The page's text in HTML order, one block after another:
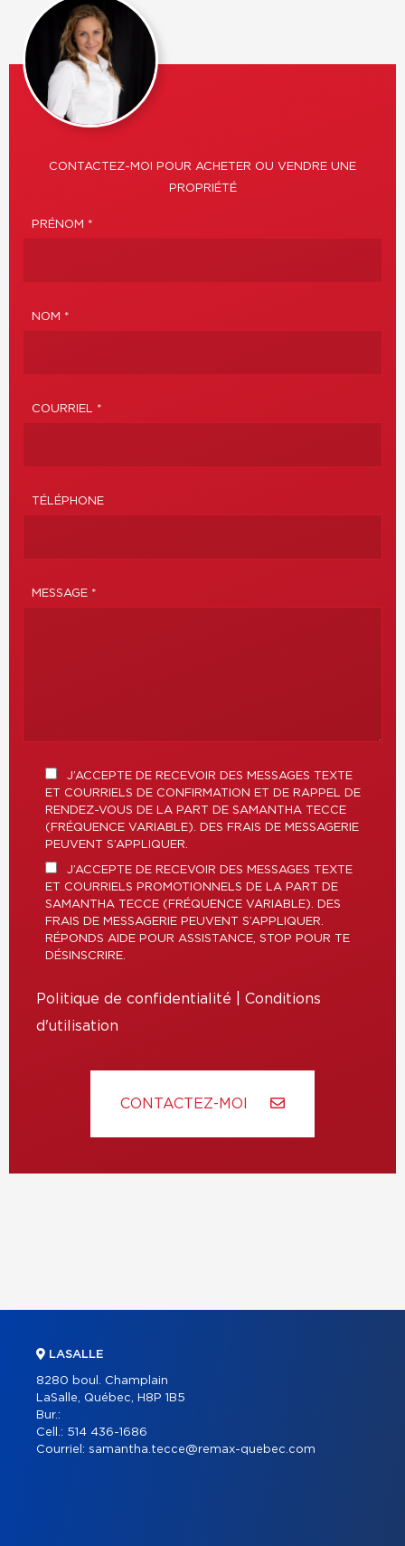
CONTACTEZ-MOI POUR ACHETER OU VENDRE UNE
PROPRIÉTÉ
PRÉNOM *
NOM *
COURRIEL *
TÉLÉPHONE
MESSAGE *
J’ACCEPTE DE RECEVOIR DES MESSAGES TEXTE
ET COURRIELS DE CONFIRMATION ET DE RAPPEL DE
RENDEZ-VOUS DE LA PART DE SAMANTHA TECCE
(FRÉQUENCE VARIABLE). DES FRAIS DE MESSAGERIE
PEUVENT S’APPLIQUER.
J’ACCEPTE DE RECEVOIR DES MESSAGES TEXTE
ET COURRIELS PROMOTIONNELS DE LA PART DE
SAMANTHA TECCE (FRÉQUENCE VARIABLE). DES
FRAIS DE MESSAGERIE PEUVENT S’APPLIQUER.
RÉPONDS AIDE POUR ASSISTANCE, STOP POUR TE
DÉSINSCRIRE.
Politique de confidentialité
Conditions
d'utilisation
CONTACTEZ-MOI
LASALLE
8280 boul. Champlain
LaSalle, Québec, H8P 1B5
Bur.:
Cell.: 514 436-1686
Courriel: samantha.tecce@remax-quebec.com